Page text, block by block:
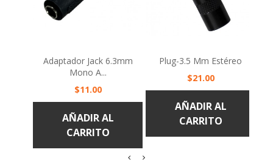
Mono A...
Precio
$11.00
AÑADIR AL
CARRITO
Precio
$21.00
AÑADIR AL
CARRITO